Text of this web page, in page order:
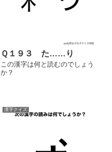
Ｑ１９３ た……り
この漢字は何と読むのでしょう
か？
漢字クイズ